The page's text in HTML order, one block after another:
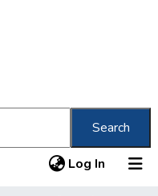
Search
Log In (current)